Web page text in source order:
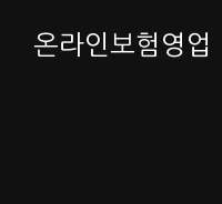
온라인보험영업